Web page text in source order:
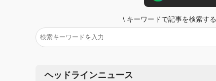
\ キーワードで記事を検索する
ヘッドラインニュース